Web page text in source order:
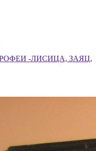
-ЛИСИЦА, ЗАЯЦ,